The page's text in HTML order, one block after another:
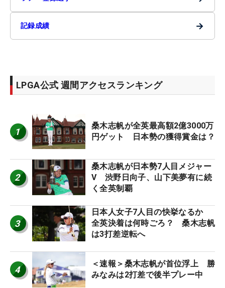
記録成績 →
LPGA公式 週間アクセスランキング
1
桑木志帆が全英最高額2億3000万
円ゲット 日本勢の獲得賞金は？
2
桑木志帆が日本勢7人目メジャー
V 渋野日向子、山下美夢有に続
く全英制覇
3
日本人女子7人目の快挙なるか
全英決着は何時ごろ？ 桑木志帆
は3打差逆転へ
4
＜速報＞桑木志帆が首位浮上 勝
みなみは2打差で後半プレー中